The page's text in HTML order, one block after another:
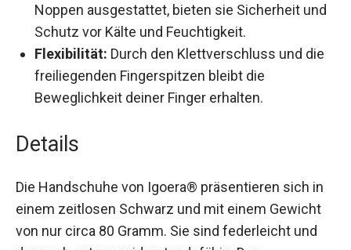
und Schutz vor Kälte und Feuchtigkeit.
Flexibilität:Durch den Klettverschluss und
die freiliegenden Fingerspitzen bleibt die
Beweglichkeit deiner Finger erhalten.
Details
einem zeitlosen Schwarz und mit einem Gewicht
von nur circa 80 Gramm. Sie sind federleicht und
dennoch extrem widerstandsfähig. Der